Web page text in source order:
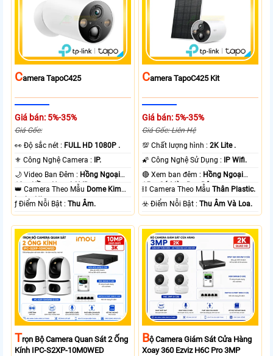
CAmera TapoC425
Giá bán: 5%-35%
Giá Gốc:
️👀 Độ sắc nét : FULL HD 1080P .
⚜️ Công Nghệ Camera :
IP.
🌙 Video Ban Đêm : Hồng Ngoại
10m Hồng Ngoại SMD.
👑 Camera Theo Mẫu Dome Kim
loại + Nhựa.
️ƒ Điểm Nỗi Bật :Thu Âm.
CAmera TapoC425 Kit
Giá bán: 5%-35%
Giá Gốc: Liên Hệ
💯 Chất lượng hình :2K Lite .
🌠 Công Nghệ Sử Dụng :
IP Wifi.
🔴 Xem ban đêm : Hồng Ngoại
15m Có Màu Ban Ðêm.
⛓ Camera Theo MẫuThân Plastic.
️☣️ Điểm Nỗi Bật :Thu Âm Và Loa.
TRọn Bộ Camera Quan Sát 2 Ống
Kính IPC-S2XP-10M0WED
BỘ Camera Giám Sát Cửa Hàng
Xoay 360 Ezviz H6C Pro 3MP